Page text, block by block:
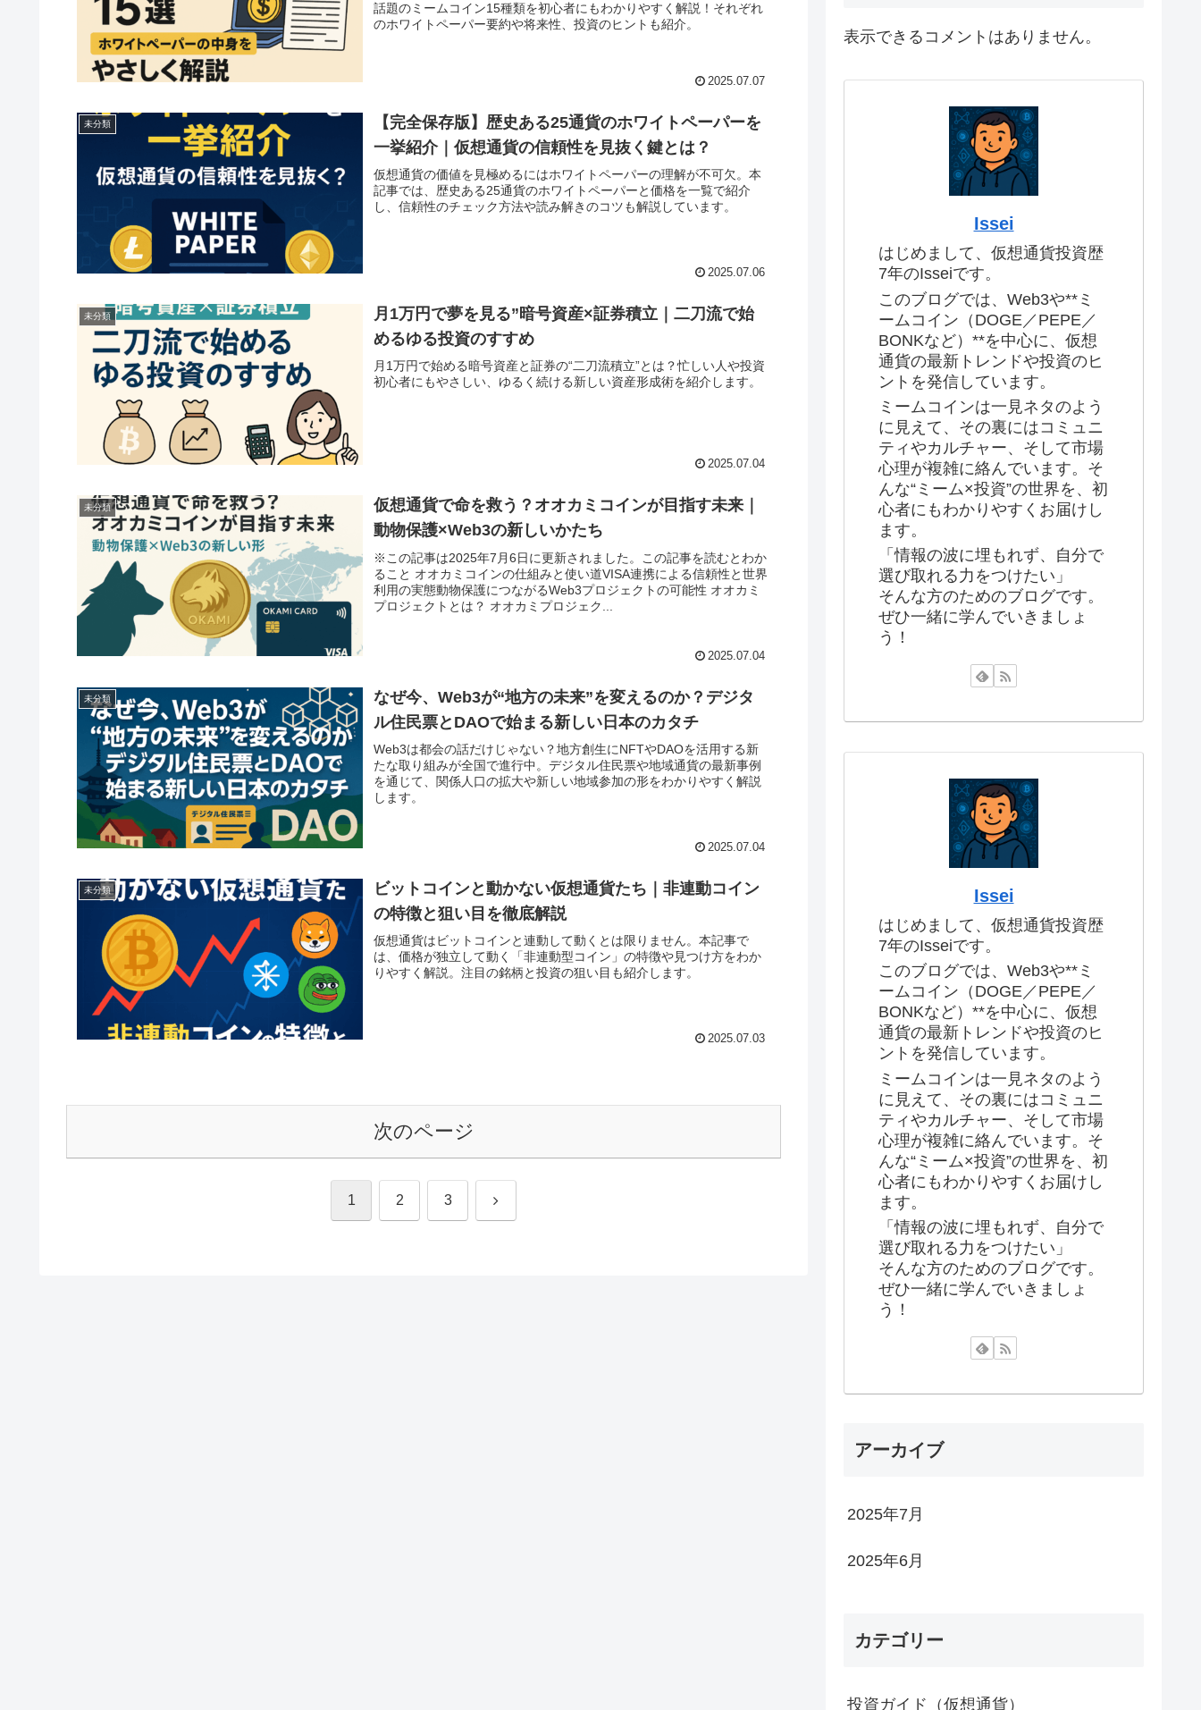
話題のミームコイン15種類を初心者にもわかりやすく解説！それぞれ
のホワイトペーパー要約や将来性、投資のヒントも紹介。
2025.07.07
未分類
【完全保存版】歴史ある25通貨のホワイトペーパーを
一挙紹介｜仮想通貨の信頼性を見抜く鍵とは？
仮想通貨の価値を見極めるにはホワイトペーパーの理解が不可欠。本
記事では、歴史ある25通貨のホワイトペーパーと価格を一覧で紹介
し、信頼性のチェック方法や読み解きのコツも解説しています。
2025.07.06
未分類
月1万円で夢を見る”暗号資産×証券積立｜二刀流で始
めるゆる投資のすすめ
月1万円で始める暗号資産と証券の“二刀流積立”とは？忙しい人や投資
初心者にもやさしい、ゆるく続ける新しい資産形成術を紹介します。
2025.07.04
未分類
仮想通貨で命を救う？オオカミコインが目指す未来｜
動物保護×Web3の新しいかたち
※この記事は2025年7月6日に更新されました。この記事を読むとわか
ること オオカミコインの仕組みと使い道VISA連携による信頼性と世界
利用の実態動物保護につながるWeb3プロジェクトの可能性 オオカミ
プロジェクトとは？ オオカミプロジェク...
2025.07.04
未分類
なぜ今、Web3が“地方の未来”を変えるのか？デジタ
ル住民票とDAOで始まる新しい日本のカタチ
Web3は都会の話だけじゃない？地方創生にNFTやDAOを活用する新
たな取り組みが全国で進行中。デジタル住民票や地域通貨の最新事例
を通じて、関係人口の拡大や新しい地域参加の形をわかりやすく解説
します。
2025.07.04
未分類
ビットコインと動かない仮想通貨たち｜非連動コイン
の特徴と狙い目を徹底解説
仮想通貨はビットコインと連動して動くとは限りません。本記事で
は、価格が独立して動く「非連動型コイン」の特徴や見つけ方をわか
りやすく解説。注目の銘柄と投資の狙い目も紹介します。
2025.07.03
次のページ
1 2 3 次
表示できるコメントはありません。
Issei
はじめまして、仮想通貨投資歴
7年のIsseiです。
このブログでは、Web3や**ミ
ームコイン（DOGE／PEPE／
BONKなど）**を中心に、仮想
通貨の最新トレンドや投資のヒ
ントを発信しています。
ミームコインは一見ネタのよう
に見えて、その裏にはコミュニ
ティやカルチャー、そして市場
心理が複雑に絡んでいます。そ
んな“ミーム×投資”の世界を、初
心者にもわかりやすくお届けし
ます。
「情報の波に埋もれず、自分で
選び取れる力をつけたい」
そんな方のためのブログです。
ぜひ一緒に学んでいきましょ
う！
Issei
はじめまして、仮想通貨投資歴
7年のIsseiです。
このブログでは、Web3や**ミ
ームコイン（DOGE／PEPE／
BONKなど）**を中心に、仮想
通貨の最新トレンドや投資のヒ
ントを発信しています。
ミームコインは一見ネタのよう
に見えて、その裏にはコミュニ
ティやカルチャー、そして市場
心理が複雑に絡んでいます。そ
んな“ミーム×投資”の世界を、初
心者にもわかりやすくお届けし
ます。
「情報の波に埋もれず、自分で
選び取れる力をつけたい」
そんな方のためのブログです。
ぜひ一緒に学んでいきましょ
う！
アーカイブ
2025年7月
2025年6月
カテゴリー
投資ガイド（仮想通貨）